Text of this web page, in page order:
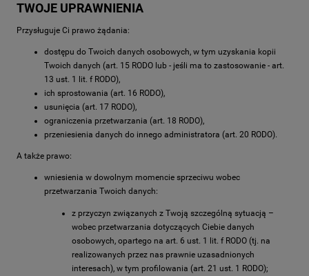
TWOJE UPRAWNIENIA
Przysługuje Ci prawo żądania:
dostępu do Twoich danych osobowych, w tym uzyskania kopii
Twoich danych (art. 15 RODO lub - jeśli ma to zastosowanie - art.
13 ust. 1 lit. f RODO),
ich sprostowania (art. 16 RODO),
usunięcia (art. 17 RODO),
ograniczenia przetwarzania (art. 18 RODO),
przeniesienia danych do innego administratora (art. 20 RODO).
A także prawo:
wniesienia w dowolnym momencie sprzeciwu wobec
przetwarzania Twoich danych:
z przyczyn związanych z Twoją szczególną sytuacją –
wobec przetwarzania dotyczących Ciebie danych
osobowych, opartego na art. 6 ust. 1 lit. f RODO (tj. na
realizowanych przez nas prawnie uzasadnionych
interesach), w tym profilowania (art. 21 ust. 1 RODO);